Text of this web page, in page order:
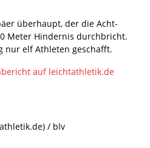
überhaupt, der die Acht-
Meter Hindernis durchbricht.
nur elf Athleten geschafft.
auf leichtathletik.de
/ blv